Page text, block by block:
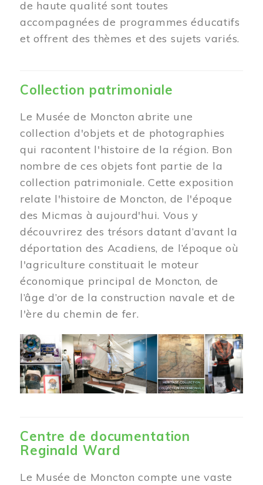
de haute qualité sont toutes
accompagnées de programmes éducatifs
et offrent des thèmes et des sujets variés.
Collection patrimoniale
Le Musée de Moncton abrite une
collection d'objets et de photographies
qui racontent l'histoire de la région. Bon
nombre de ces objets font partie de la
collection patrimoniale. Cette exposition
relate l'histoire de Moncton, de l'époque
des Micmas à aujourd'hui. Vous y
découvrirez des trésors datant d’avant la
déportation des Acadiens, de l’époque où
l'agriculture constituait le moteur
économique principal de Moncton, de
l’âge d’or de la construction navale et de
l'ère du chemin de fer.
Centre de documentation
Reginald Ward
Le Musée de Moncton compte une vaste